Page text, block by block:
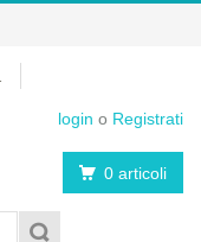
login o Registrati
0 articoli